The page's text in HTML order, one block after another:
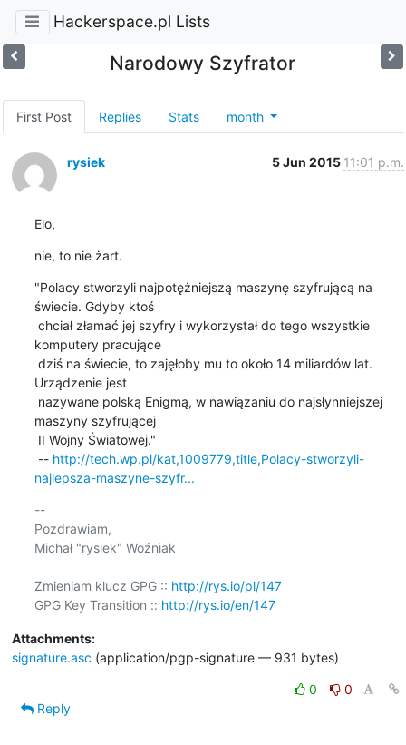
Hackerspace.pl Lists
Narodowy Szyfrator
First Post Replies Stats month
rysiek 5 Jun 2015 11:01 p.m.
Elo,
nie, to nie żart.
"Polacy stworzyli najpotężniejszą maszynę szyfrującą na
świecie. Gdyby ktoś
komputery pracujące
Urządzenie jest
maszyny szyfrującej
-- http://tech.wp.pl/kat,1009779,title,Polacy-stworzyli-
najlepsza-maszyne-szyfr...
--
Pozdrawiam,
Michał "rysiek" Woźniak
Zmieniam klucz GPG :: http://rys.io/pl/147
GPG Key Transition :: http://rys.io/en/147
Attachments:
signature.asc (application/pgp-signature — 931 bytes)
0
0
Reply